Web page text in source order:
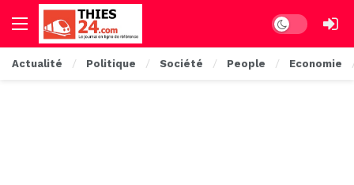
Dark mode
Actualité Politique Société People Economie